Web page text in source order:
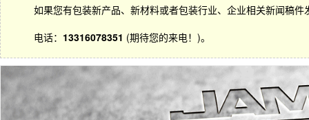
如果您有包装新产品、新材料或者包装行业、企业相关新闻稿
电话： 13316078351 (期待您的来电！)。